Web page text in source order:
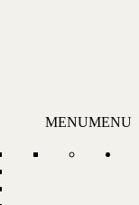
MENUMENU